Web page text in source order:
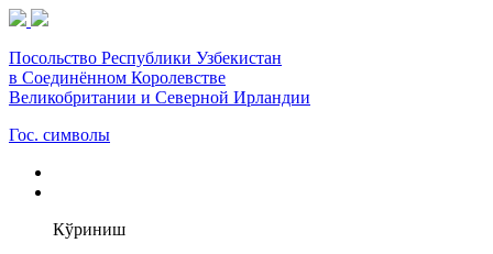
Посольство Республики Узбекистан
в Соединённом Королевстве
Великобритании и Северной Ирландии
Гос. символы
Кўриниш